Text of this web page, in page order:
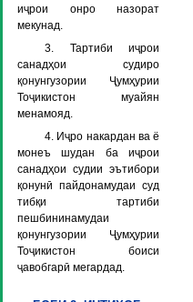
иҷрои онро назорат
мекунад.
3. Тартиби иҷрои
санадҳои судиро
қонунгузории Ҷумҳурии
Тоҷикистон муайян
менамояд.
4. Иҷро накардан ва ё
монеъ шудан ба иҷрои
санадҳои судии эътибори
қонунӣ пайдонамудаи суд
тибқи тартиби
пешбининамудаи
қонунгузории Ҷумҳурии
Тоҷикистон боиси
ҷавобгарӣ мегардад.